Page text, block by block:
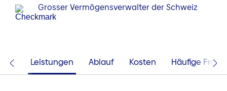
Grosser Vermögensverwalter der Schweiz
Leistungen Ablauf Kosten Häufige